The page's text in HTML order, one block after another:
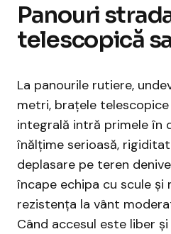
Panouri
telescopică
La panourile rutiere,
metri, brațele
integrală intră primele în
înălțime serioasă,
deplasare pe teren
încape echipa cu scule și
rezistența la vânt
Când accesul este liber